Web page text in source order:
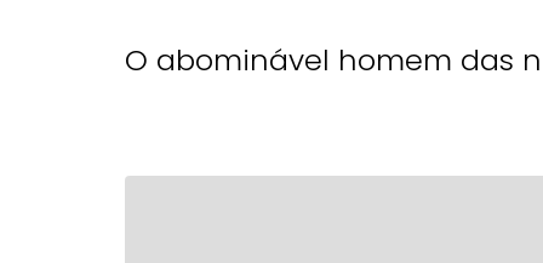
O abominável homem das